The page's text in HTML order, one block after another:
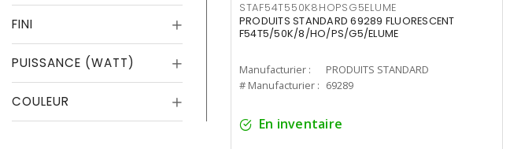
FINI
PUISSANCE (WATT)
COULEUR
STAF54T550K8HOPSG5ELUME
PRODUITS STANDARD 69289 FLUORESCENT
F54T5/50K/8/HO/PS/G5/ELUME
Manufacturier :
PRODUITS STANDARD
# Manufacturier : 69289
En inventaire